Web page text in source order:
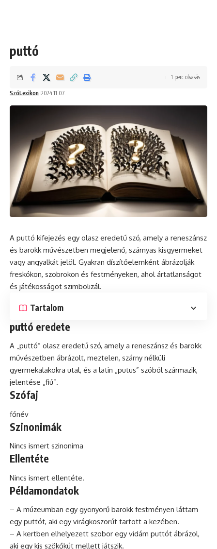
puttó
SzóLexikon 2024.11.07.
1 perc olvasás
A puttó kifejezés egy olasz eredetű szó, amely a reneszánsz
és barokk művészetben megjelenő, szárnyas kisgyermeket
vagy angyalkát jelöl. Gyakran díszítőelemként ábrázolják
freskókon, szobrokon és festményeken, ahol ártatlanságot
és játékosságot szimbolizál.
Tartalom
puttó eredete
A „puttó” olasz eredetű szó, amely a reneszánsz és barokk
művészetben ábrázolt, meztelen, szárny nélküli
gyermekalakokra utal, és a latin „putus” szóból származik,
jelentése „fiú”.
Szófaj
főnév
Szinonimák
Nincs ismert szinonima
Ellentéte
Nincs ismert ellentéte.
Példamondatok
– A múzeumban egy gyönyörű barokk festményen láttam
egy puttót, aki egy virágkoszorút tartott a kezében.
– A kertben elhelyezett szobor egy vidám puttót ábrázol,
aki egy kis szökőkút mellett játszik.